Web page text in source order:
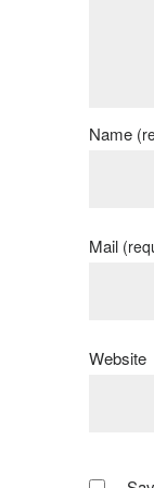
Name
Mail
Website